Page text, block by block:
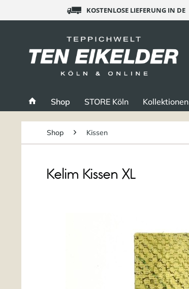
KOSTENLOSE LIEFERUNG IN DE
Shop STORE Köln Kollektionen
Shop Kissen
Kelim Kissen XL